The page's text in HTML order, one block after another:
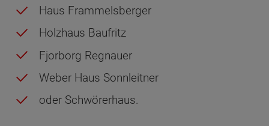
Haus Frammelsberger
Holzhaus Baufritz
Fjorborg Regnauer
Weber Haus Sonnleitner
oder Schwörerhaus.